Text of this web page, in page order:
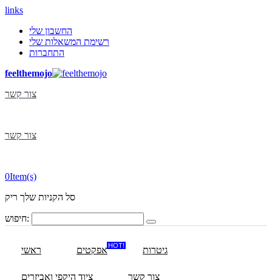
links
החשבון שלי
רשימת המשאלות שלי
התחברות
feelthemojo
צור קשר
צור קשר
0Item(s)
סל הקניות שלך ריק
חיפוש:
ראשי אפקטיםHOT! גיטרות
ציוד היקפי ואביזרים צור קשר